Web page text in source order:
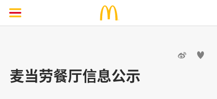
 
麦当劳餐厅信息公示